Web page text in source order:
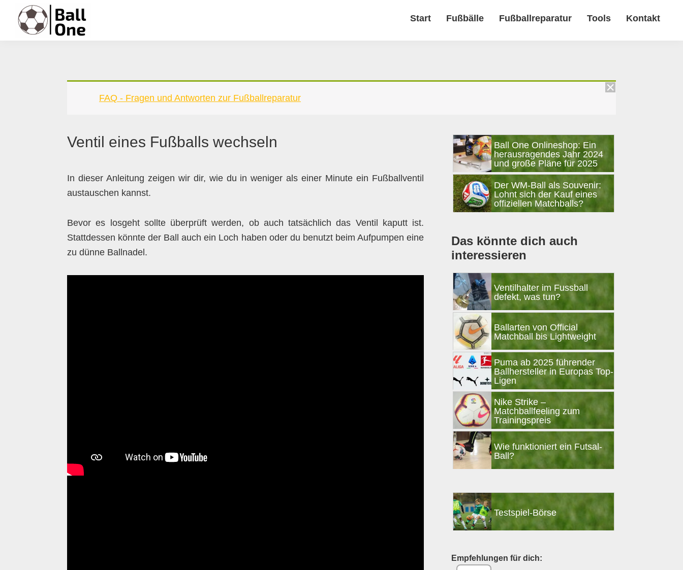
Hauptnavigation
springen
Inhalt
springen
Seitenspalte
springen
Fußzeile
springen
Start Fußbälle Fußballreparatur Tools Kontakt
FAQ - Fragen und Antworten zur Fußballreparatur
Ventil eines Fußballs wechseln
In dieser Anleitung zeigen wir dir, wie du in weniger als einer Minute ein Fußballventil
austauschen kannst.
Bevor es losgeht sollte überprüft werden, ob auch tatsächlich das Ventil kaputt ist.
Stattdessen könnte der Ball auch ein Loch haben oder du benutzt beim Aufpumpen eine
zu dünne Ballnadel.
SeitenspalteBall One Onlineshop: Ein
herausragendes Jahr 2024
und große Pläne für 2025
Der WM-Ball als Souvenir:
Lohnt sich der Kauf eines
offiziellen Matchballs?
Das könnte dich auch
interessieren
Ventilhalter im Fussball
defekt, was tun?
Ballarten von Official
Matchball bis Lightweight
Puma ab 2025 führender
Ballhersteller in Europas Top-
Ligen
Nike Strike –
Matchballfeeling zum
Trainingspreis
Wie funktioniert ein Futsal-
Ball?
Testspiel-Börse
Empfehlungen für dich: